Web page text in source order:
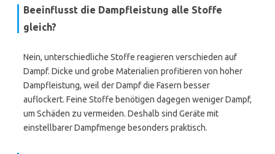
Beeinflusst die Dampfleistung alle Stoffe
gleich?
Nein, unterschiedliche Stoffe reagieren verschieden auf
Dampf. Dicke und grobe Materialien profitieren von hoher
Dampfleistung, weil der Dampf die Fasern besser
auflockert. Feine Stoffe benötigen dagegen weniger Dampf,
um Schäden zu vermeiden. Deshalb sind Geräte mit
einstellbarer Dampfmenge besonders praktisch.